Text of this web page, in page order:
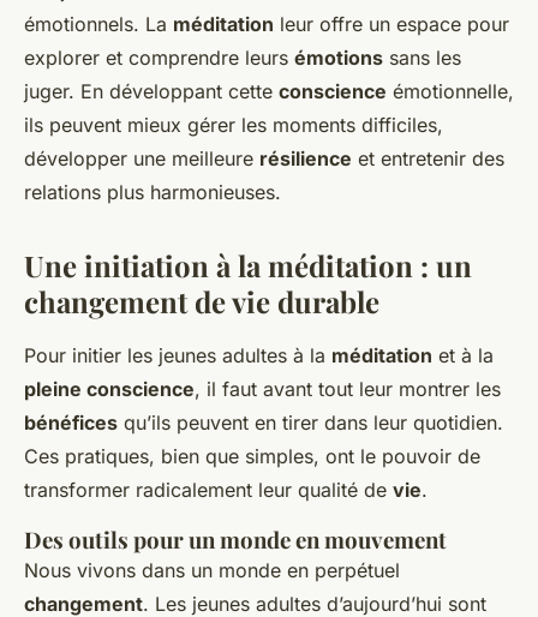
émotionnels. La méditation leur offre un espace pour
explorer et comprendre leurs émotions sans les
juger. En développant cette conscience émotionnelle,
ils peuvent mieux gérer les moments difficiles,
développer une meilleure résilience et entretenir des
relations plus harmonieuses.
Une initiation à la méditation : un
changement de vie durable
Pour initier les jeunes adultes à la méditation et à la
pleine conscience, il faut avant tout leur montrer les
bénéfices qu’ils peuvent en tirer dans leur quotidien.
Ces pratiques, bien que simples, ont le pouvoir de
transformer radicalement leur qualité de vie.
Des outils pour un monde en mouvement
Nous vivons dans un monde en perpétuel
changement. Les jeunes adultes d’aujourd’hui sont